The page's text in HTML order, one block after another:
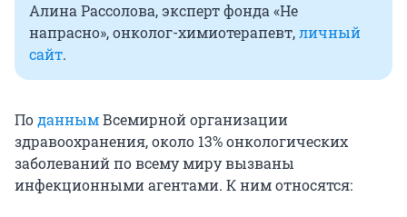
Алина Рассолова, эксперт фонда «Не
напрасно», онколог-химиотерапевт,личный
сайт.
ПоданнымВсемирной организации
здравоохранения, около 13% онкологических
заболеваний по всему миру вызваны
инфекционными агентами. К ним относятся: